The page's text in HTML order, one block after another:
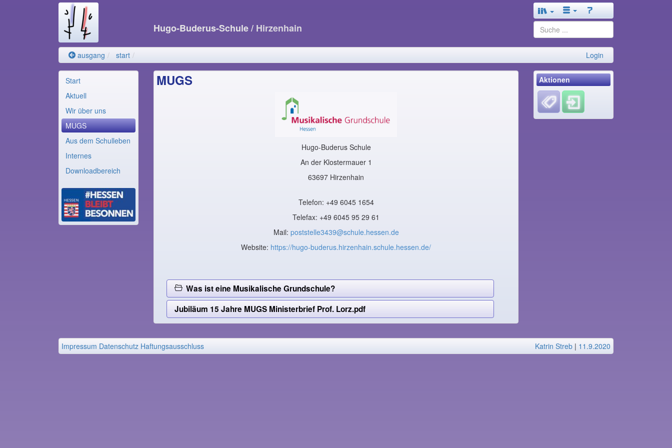
Hugo-Buderus-Schule/ Hirzenhain
ausgang start Login
Start
Aktuell
Wir über uns
MUGS
Aus dem Schulleben
Internes
Downloadbereich
MUGS
Hugo-Buderus Schule
An der Klostermauer 1
63697 Hirzenhain
Telefon: +49 6045 1654
Telefax: +49 6045 95 29 61
Mail: poststelle3439@schule.hessen.de
Website: https://hugo-buderus.hirzenhain.schule.hessen.de/
Was ist eine Musikalische Grundschule?
Jubiläum 15 Jahre MUGS Ministerbrief Prof. Lorz.pdf
Aktionen
Impressum Datenschutz Haftungsausschluss Katrin Streb | 11.9.2020